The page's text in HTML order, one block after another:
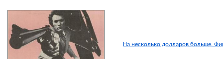
На несколько долларов больше.